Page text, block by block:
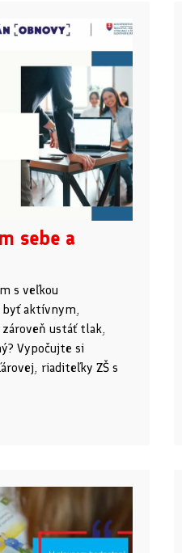
sebe a
s veľkou
byť aktívnym,
ustáť tlak,
Vypočujte si
riaditeľky ZŠ s